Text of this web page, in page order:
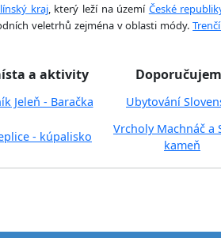
kraj, který leží na území České
veletrhů zejména v oblasti módy.
a aktivity
Jeleň - Baračka Ubytování
- kúpalisko
Vrcholy Machnáč a
kameň